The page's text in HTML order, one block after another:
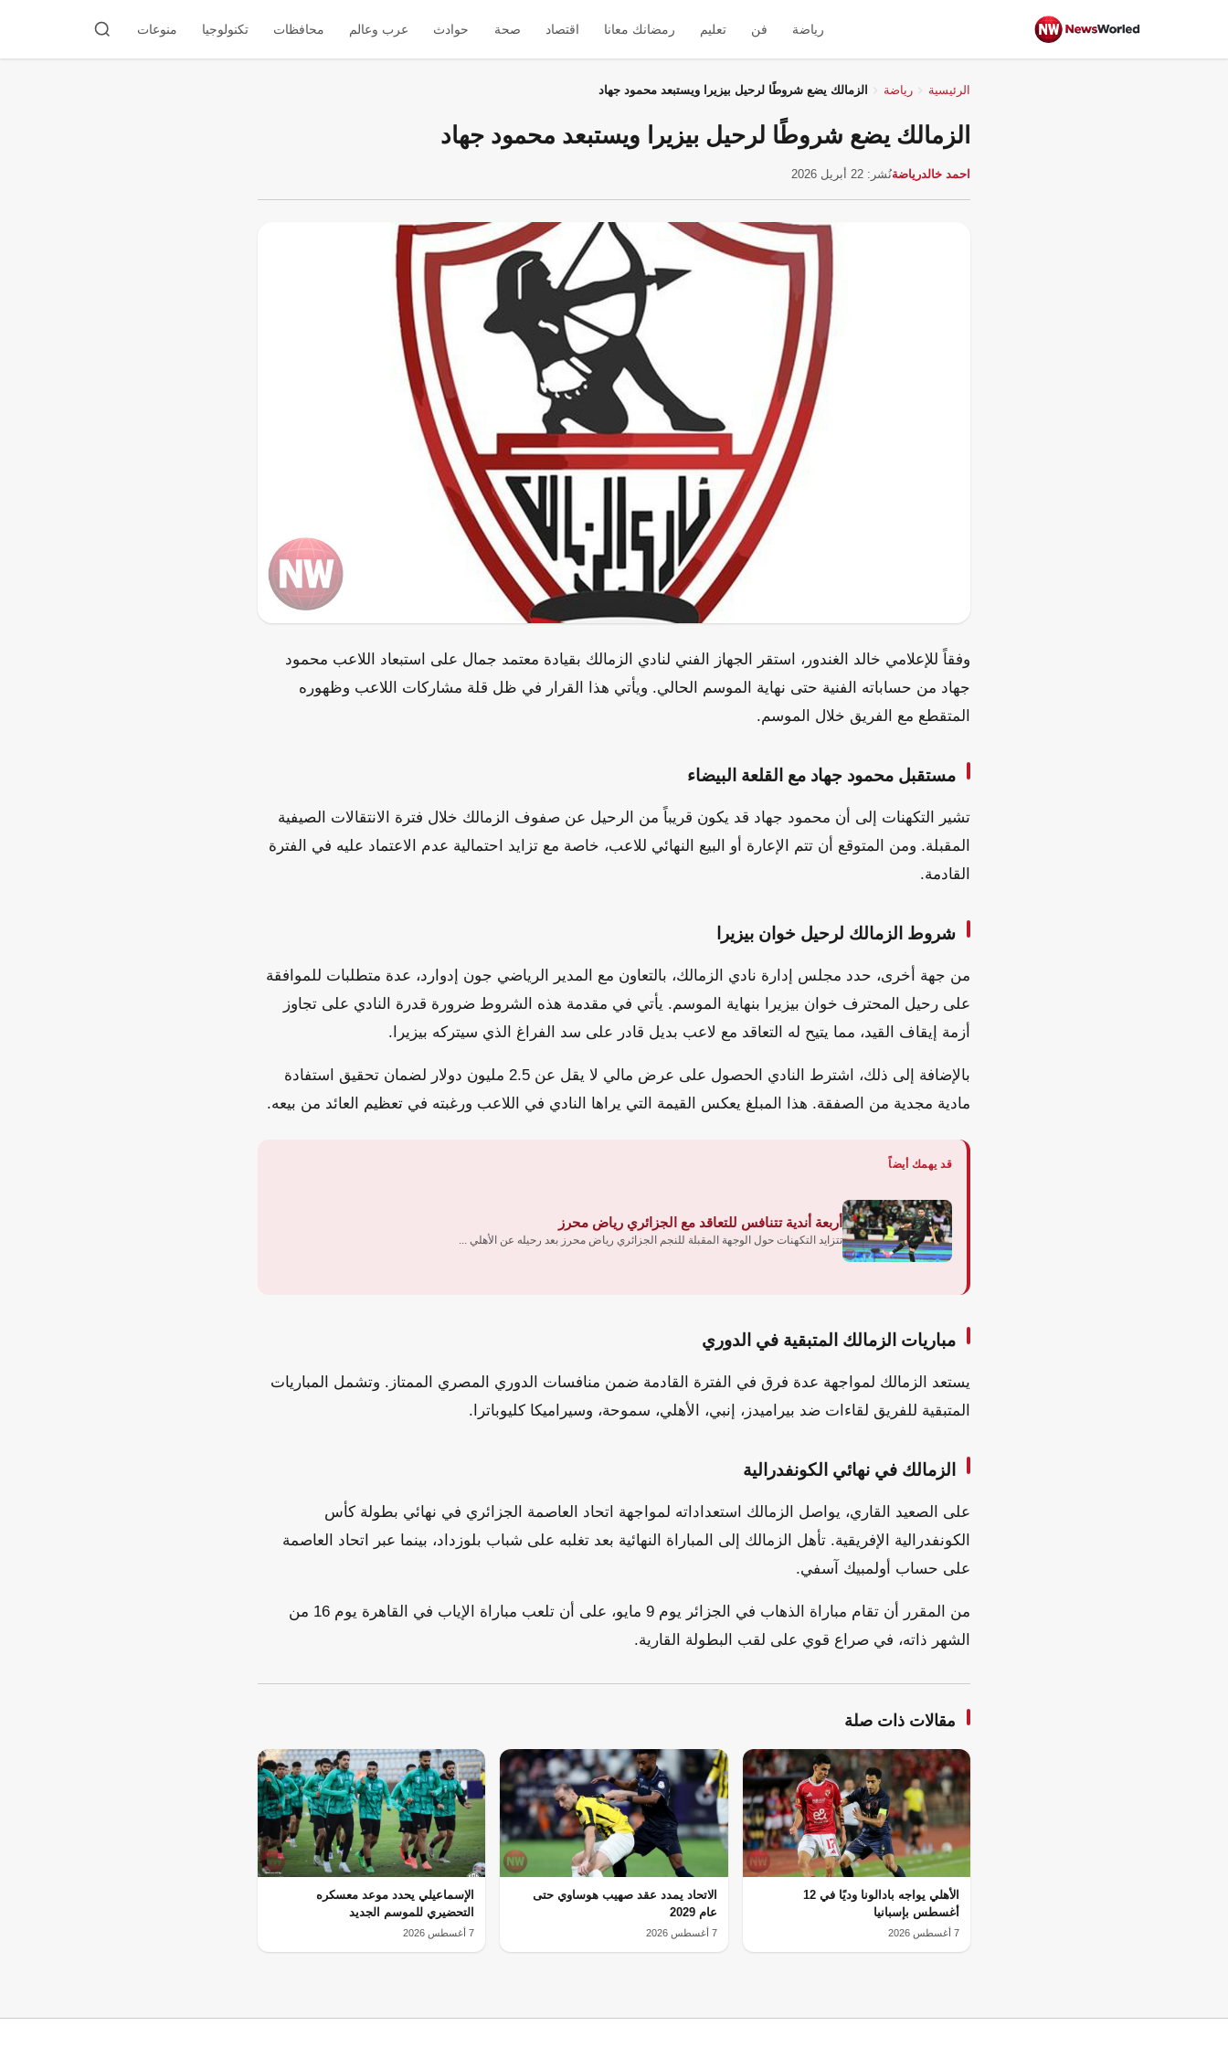
رياضة فن تعليم رمضانك معانا اقتصاد صحة حوادث عرب وعالم محافظات تكنولوجيا منوعات
الرئيسية رياضة الزمالك يضع شروطًا لرحيل بيزيرا ويستبعد محمود جهاد
الزمالك يضع شروطًا لرحيل بيزيرا ويستبعد محمود جهاد
احمد خالدرياضةنُشر: 22 أبريل 2026
وفقاً للإعلامي خالد الغندور، استقر الجهاز الفني لنادي الزمالك بقيادة معتمد جمال على استبعاد اللاعب محمود
جهاد من حساباته الفنية حتى نهاية الموسم الحالي. ويأتي هذا القرار في ظل قلة مشاركات اللاعب وظهوره
المتقطع مع الفريق خلال الموسم.
مستقبل محمود جهاد مع القلعة البيضاء
تشير التكهنات إلى أن محمود جهاد قد يكون قريباً من الرحيل عن صفوف الزمالك خلال فترة الانتقالات الصيفية
المقبلة. ومن المتوقع أن تتم الإعارة أو البيع النهائي للاعب، خاصة مع تزايد احتمالية عدم الاعتماد عليه في الفترة
القادمة.
شروط الزمالك لرحيل خوان بيزيرا
من جهة أخرى، حدد مجلس إدارة نادي الزمالك، بالتعاون مع المدير الرياضي جون إدوارد، عدة متطلبات للموافقة
على رحيل المحترف خوان بيزيرا بنهاية الموسم. يأتي في مقدمة هذه الشروط ضرورة قدرة النادي على تجاوز
أزمة إيقاف القيد، مما يتيح له التعاقد مع لاعب بديل قادر على سد الفراغ الذي سيتركه بيزيرا.
بالإضافة إلى ذلك، اشترط النادي الحصول على عرض مالي لا يقل عن 2.5 مليون دولار لضمان تحقيق استفادة
مادية مجدية من الصفقة. هذا المبلغ يعكس القيمة التي يراها النادي في اللاعب ورغبته في تعظيم العائد من بيعه.
قد يهمك أيضاً
أربعة أندية تتنافس للتعاقد مع الجزائري رياض محرز
تتزايد التكهنات حول الوجهة المقبلة للنجم الجزائري رياض محرز بعد رحيله عن الأهلي ...
مباريات الزمالك المتبقية في الدوري
يستعد الزمالك لمواجهة عدة فرق في الفترة القادمة ضمن منافسات الدوري المصري الممتاز. وتشمل المباريات
المتبقية للفريق لقاءات ضد بيراميدز، إنبي، الأهلي، سموحة، وسيراميكا كليوباترا.
الزمالك في نهائي الكونفدرالية
على الصعيد القاري، يواصل الزمالك استعداداته لمواجهة اتحاد العاصمة الجزائري في نهائي بطولة كأس
الكونفدرالية الإفريقية. تأهل الزمالك إلى المباراة النهائية بعد تغلبه على شباب بلوزداد، بينما عبر اتحاد العاصمة
على حساب أولمبيك آسفي.
من المقرر أن تقام مباراة الذهاب في الجزائر يوم 9 مايو، على أن تلعب مباراة الإياب في القاهرة يوم 16 من
الشهر ذاته، في صراع قوي على لقب البطولة القارية.
مقالات ذات صلة
الأهلي يواجه بادالونا وديًا في 12
أغسطس بإسبانيا
7 أغسطس 2026
الاتحاد يمدد عقد صهيب هوساوي حتى
عام 2029
7 أغسطس 2026
الإسماعيلي يحدد موعد معسكره
التحضيري للموسم الجديد
7 أغسطس 2026